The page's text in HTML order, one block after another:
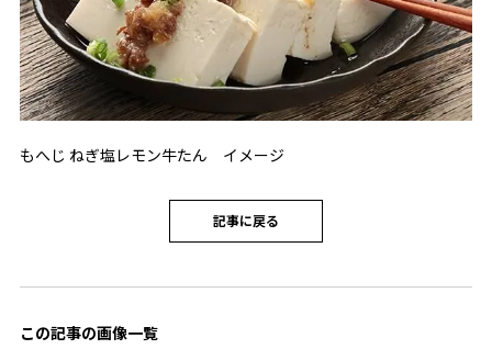
もへじ ねぎ塩レモン牛たん イメージ
記事に戻る
この記事の画像一覧